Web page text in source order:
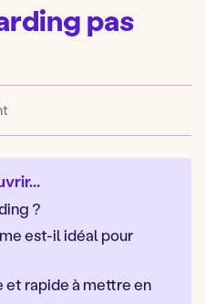
pas
?
est-il idéal pour
et rapide à mettre en